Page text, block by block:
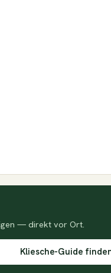
— direkt vor Ort.
Kliesche-Guide